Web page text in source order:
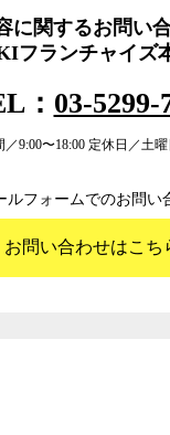
に関するお問い
フランチャイズ
： 03-5299-
／9:00〜18:00 定休日／土
ルフォームでのお問い
お問い合わせはこち